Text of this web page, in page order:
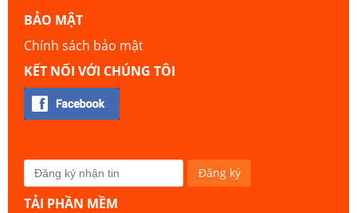
BẢO MẬT
Chính sách bảo mật
KẾT NỐI VỚI CHÚNG TÔI
TẢI PHẦN MỀM